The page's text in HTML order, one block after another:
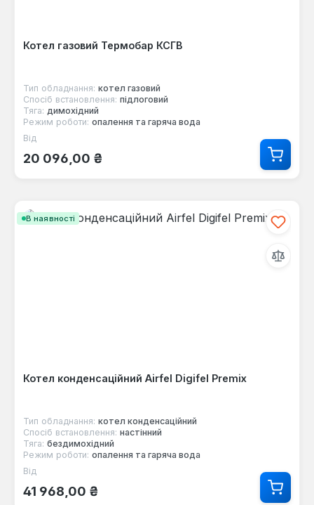
Котел газовий Термобар КСГВ
Тип обладнання: котел газовий
Спосіб встановлення: підлоговий
Тяга: димохідний
Режим роботи: опалення та гаряча вода
Звичайна ціна:
Від
20 096,00 ₴
В наявності
Котел конденсаційний Airfel Digifel Premix
Тип обладнання: котел конденсаційний
Спосіб встановлення: настінний
Тяга: бездимохідний
Режим роботи: опалення та гаряча вода
Звичайна ціна:
Від
41 968,00 ₴